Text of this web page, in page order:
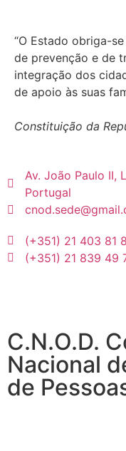
“O Estado obriga-
de prevenção e de
integração dos
de apoio às suas
Constituição da
Av. João Paulo II,
Portugal
(+351) 21 403 81
(+351) 21 839 49
C.N.O.D.
Nacional
de